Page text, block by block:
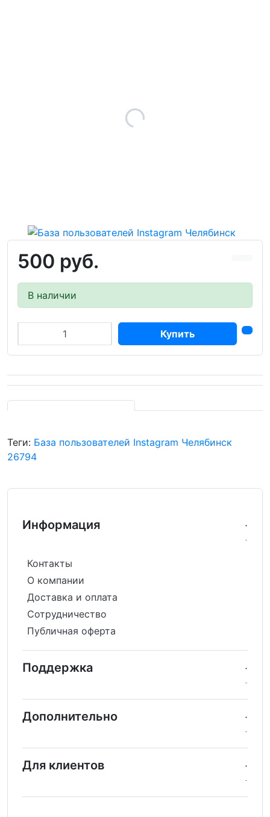
500 руб.
В наличии
Купить
Теги: База пользователей Instagram Челябинск
26794
Информация
Контакты
О компании
Доставка и оплата
Сотрудничество
Публичная оферта
Поддержка
Дополнительно
Для клиентов